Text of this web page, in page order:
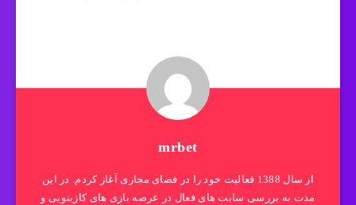
mrbet
از سال 1388 فعالیت خود را در فضای مجازی آغاز کردم. در این
مدت به بررسی سایت های فعال در عرصه بازی های کازینویی و